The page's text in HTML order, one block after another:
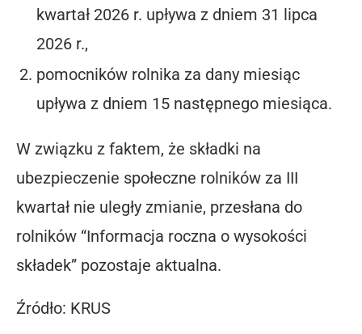
kwartał 2026 r. upływa z dniem 31 lipca
2026 r.,
pomocników rolnika za dany miesiąc
upływa z dniem 15 następnego miesiąca.
W związku z faktem, że składki na
ubezpieczenie społeczne rolników za III
kwartał nie uległy zmianie, przesłana do
rolników “Informacja roczna o wysokości
składek” pozostaje aktualna.
Źródło: KRUS